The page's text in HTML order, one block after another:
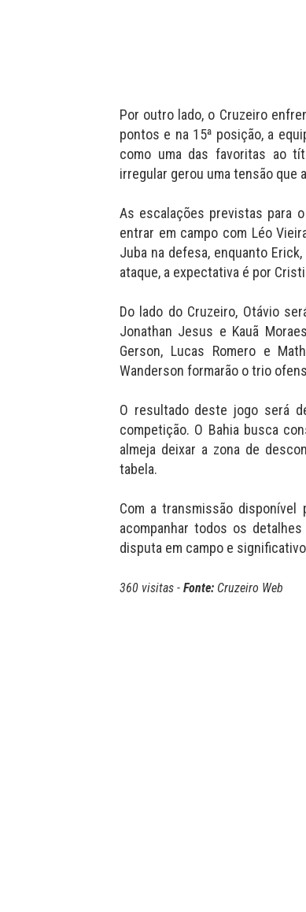
Por outro lado, o Cruzeiro
pontos e na 15ª posição, a
como uma das favoritas ao
irregular gerou uma tensão que
As escalações previstas para
entrar em campo com Léo
Juba na defesa, enquanto
ataque, a expectativa é por
Do lado do Cruzeiro, Otávio
Jonathan Jesus e Kauã
Gerson, Lucas Romero e
Wanderson formarão o trio
O resultado deste jogo será
competição. O Bahia busca
almeja deixar a zona de
tabela.
Com a transmissão
acompanhar todos os
disputa em campo e
360 visitas - Fonte: Cruzeiro Web